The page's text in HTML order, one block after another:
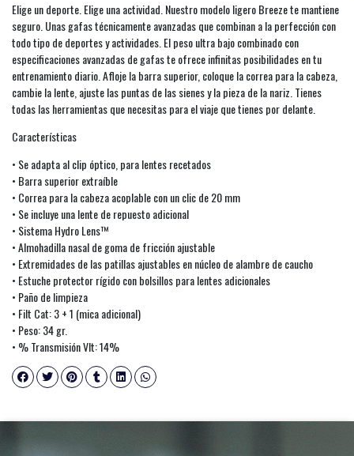
Elige un deporte. Elige una actividad. Nuestro modelo ligero Breeze te mantiene
seguro. Unas gafas técnicamente avanzadas que combinan a la perfección con
todo tipo de deportes y actividades. El peso ultra bajo combinado con
especificaciones avanzadas de gafas te ofrece infinitas posibilidades en tu
entrenamiento diario. Afloje la barra superior, coloque la correa para la cabeza,
cambie la lente, ajuste las puntas de las sienes y la pieza de la nariz. Tienes
todas las herramientas que necesitas para el viaje que tienes por delante.
Características
• Se adapta al clip óptico, para lentes recetados
• Barra superior extraíble
• Correa para la cabeza acoplable con un clic de 20 mm
• Se incluye una lente de repuesto adicional
• Sistema Hydro Lens™
• Almohadilla nasal de goma de fricción ajustable
• Extremidades de las patillas ajustables en núcleo de alambre de caucho
• Estuche protector rígido con bolsillos para lentes adicionales
• Paño de limpieza
• Filt Cat: 3 + 1 (mica adicional)
• Peso: 34 gr.
• % Transmisión Vlt: 14%